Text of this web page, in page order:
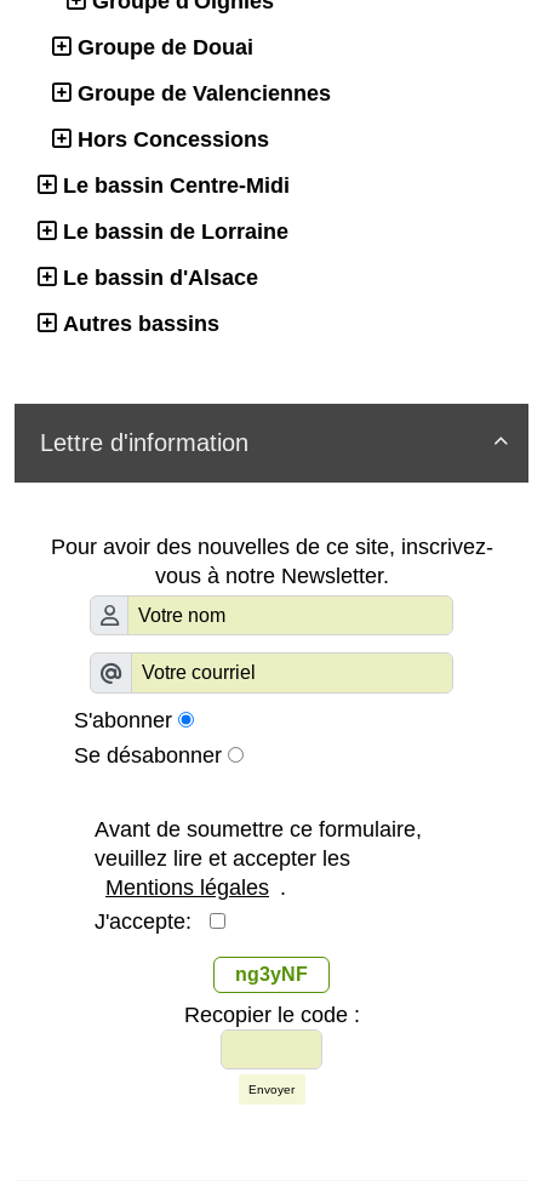
Groupe de Douai
Groupe de Valenciennes
Hors Concessions
Le bassin Centre-Midi
Le bassin de Lorraine
Le bassin d'Alsace
Autres bassins

Lettre d'information
Pour avoir des nouvelles de ce site, inscrivez-
vous à notre Newsletter.
S'abonner
Se désabonner
Avant de soumettre ce formulaire,
veuillez lire et accepter les
Mentions légales .
J'accepte:
ng3yNF
Recopier le code :
Envoyer